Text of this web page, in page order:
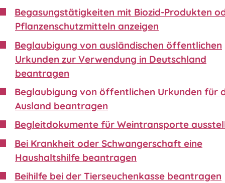
Begasungstätigkeiten mit Biozid-Produkten
Pflanzenschutzmitteln anzeigen
Beglaubigung von ausländischen öffentlichen
Urkunden zur Verwendung in Deutschland
beantragen
Beglaubigung von öffentlichen Urkunden für
Ausland beantragen
Begleitdokumente für Weintransporte
Bei Krankheit oder Schwangerschaft eine
Haushaltshilfe beantragen
Beihilfe bei der Tierseuchenkasse beantragen